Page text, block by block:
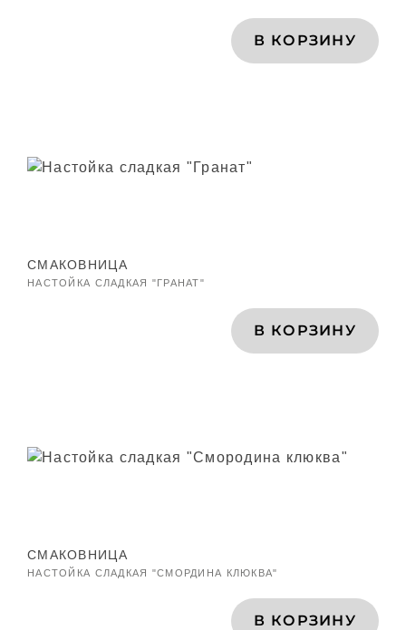
В КОРЗИНУ
СМАКОВНИЦА
НАСТОЙКА СЛАДКАЯ "ГРАНАТ"
В КОРЗИНУ
СМАКОВНИЦА
НАСТОЙКА СЛАДКАЯ "СМОРДИНА КЛЮКВА"
В КОРЗИНУ